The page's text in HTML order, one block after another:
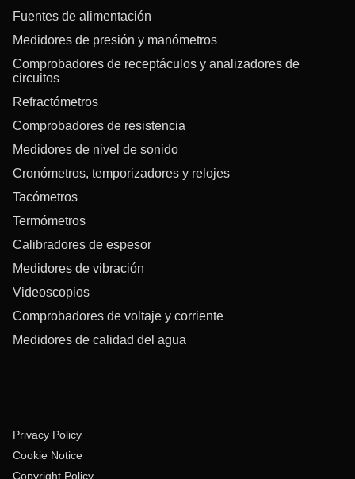
Fuentes de alimentación
Medidores de presión y manómetros
Comprobadores de receptáculos y analizadores de
circuitos
Refractómetros
Comprobadores de resistencia
Medidores de nivel de sonido
Cronómetros, temporizadores y relojes
Tacómetros
Termómetros
Calibradores de espesor
Medidores de vibración
Videoscopios
Comprobadores de voltaje y corriente
Medidores de calidad del agua
Privacy Policy
Cookie Notice
Copyright Policy